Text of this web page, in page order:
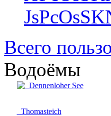
Всего
Водоёмы
Dennenloher See
Thomasteich